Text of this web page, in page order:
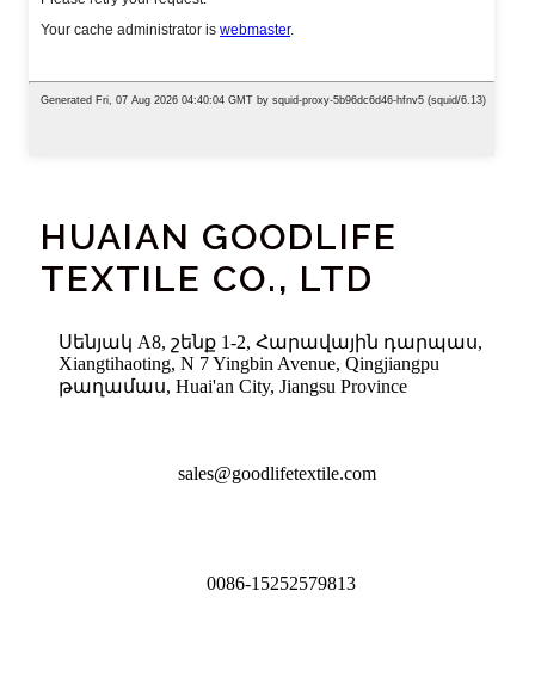
HUAIAN GOODLIFE
TEXTILE CO., LTD
Սենյակ A8, շենք 1-2, Հարավային դարպաս,
Xiangtihaoting, N 7 Yingbin Avenue, Qingjiangpu
թաղամաս, Huai'an City, Jiangsu Province
sales@goodlifetextile.com
0086-15252579813